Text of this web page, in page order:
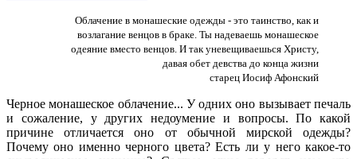
Облачение в монашеские одежды - это таинство, как и
возлагание венцов в браке. Ты надеваешь монашеское
одеяние вместо венцов. И так уневещиваешься Христу,
давая обет девства до конца жизни
старец Иосиф Афонский
Черное монашеское облачение... У одних оно вызывает печаль
и сожаление, у других недоумение и вопросы. По какой
причине отличается оно от обычной мирской одежды?
Почему оно именно черного цвета? Есть ли у него какое-то